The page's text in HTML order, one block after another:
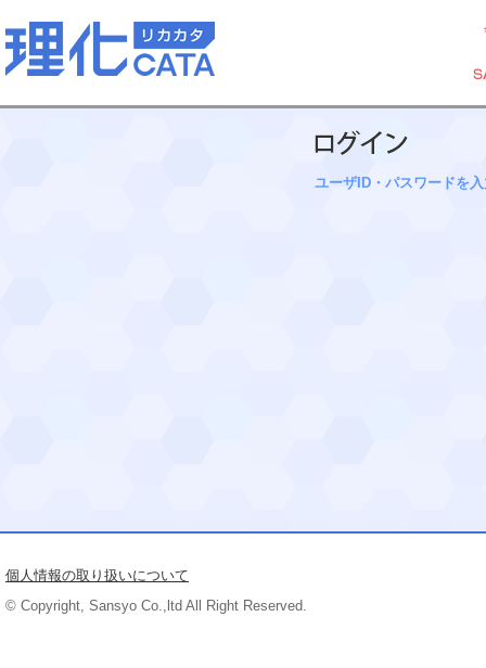
ユーザID・パスワードを
個人情報の取り扱いについて
© Copyright, Sansyo Co.,ltd All Right Reserved.